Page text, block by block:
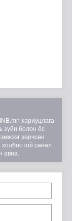
хариуцлага
зүйн болон ёс
зөрчсөн
холбоотой санал
авна.